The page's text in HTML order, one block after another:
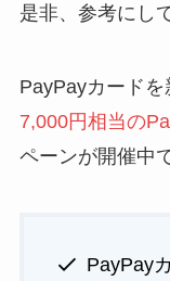
是非、参考にし
PayPayカードを
7,000円相当の
ペーンが開催中
PayPay